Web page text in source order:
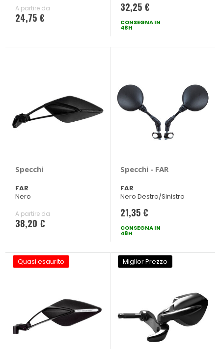
A partire da
24,75 €
32,25 €
CONSEGNA IN
48H
Specchi
FAR
Nero
A partire da
38,20 €
Specchi - FAR
FAR
Nero Destro/Sinistro
21,35 €
CONSEGNA IN
48H
Quasi esaurito Miglior Prezzo